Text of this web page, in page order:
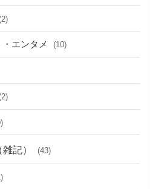
エンタメ (10)
記） (43)